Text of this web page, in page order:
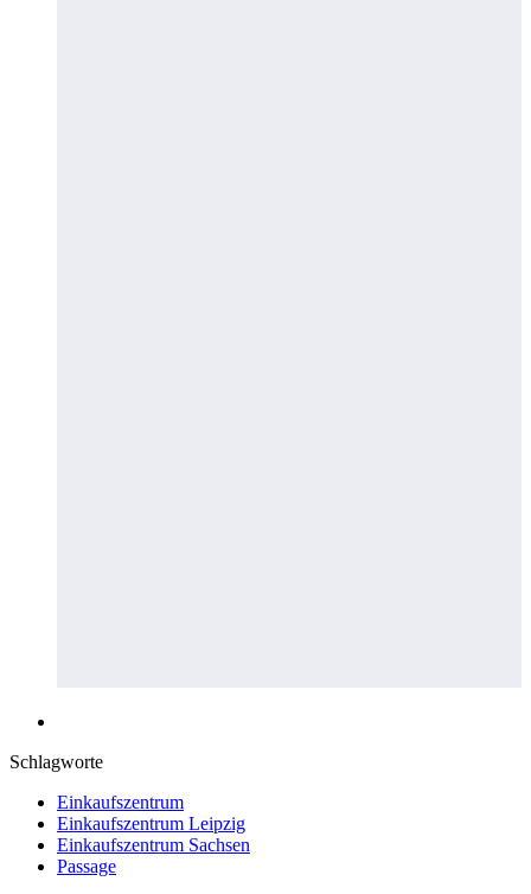
Schlagworte
Einkaufszentrum
Einkaufszentrum Leipzig
Einkaufszentrum Sachsen
Passage